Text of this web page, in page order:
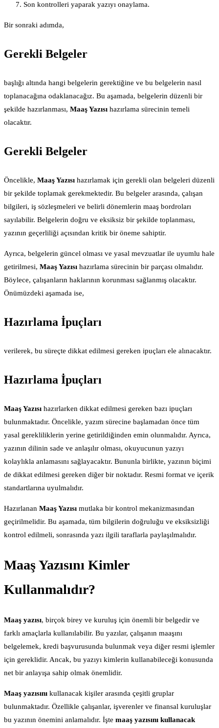
Son kontrolleri yaparak yazıyı onaylama.
Bir sonraki adımda,
Gerekli Belgeler
başlığı altında hangi belgelerin gerektiğine ve bu belgelerin nasıl
toplanacağına odaklanacağız. Bu aşamada, belgelerin düzenli bir
şekilde hazırlanması, Maaş Yazısı hazırlama sürecinin temeli
olacaktır.
Gerekli Belgeler
Öncelikle, Maaş Yazısı hazırlamak için gerekli olan belgeleri düzenli
bir şekilde toplamak gerekmektedir. Bu belgeler arasında, çalışan
bilgileri, iş sözleşmeleri ve belirli dönemlerin maaş bordroları
sayılabilir. Belgelerin doğru ve eksiksiz bir şekilde toplanması,
yazının geçerliliği açısından kritik bir öneme sahiptir.
Ayrıca, belgelerin güncel olması ve yasal mevzuatlar ile uyumlu hale
getirilmesi, Maaş Yazısı hazırlama sürecinin bir parçası olmalıdır.
Böylece, çalışanların haklarının korunması sağlanmış olacaktır.
Önümüzdeki aşamada ise,
Hazırlama İpuçları
verilerek, bu süreçte dikkat edilmesi gereken ipuçları ele alınacaktır.
Hazırlama İpuçları
Maaş Yazısı hazırlarken dikkat edilmesi gereken bazı ipuçları
bulunmaktadır. Öncelikle, yazım sürecine başlamadan önce tüm
yasal gerekliliklerin yerine getirildiğinden emin olunmalıdır. Ayrıca,
yazının dilinin sade ve anlaşılır olması, okuyucunun yazıyı
kolaylıkla anlamasını sağlayacaktır. Bununla birlikte, yazının biçimi
de dikkat edilmesi gereken diğer bir noktadır. Resmi format ve içerik
standartlarına uyulmalıdır.
Hazırlanan Maaş Yazısı mutlaka bir kontrol mekanizmasından
geçirilmelidir. Bu aşamada, tüm bilgilerin doğruluğu ve eksiksizliği
kontrol edilmeli, sonrasında yazı ilgili taraflarla paylaşılmalıdır.
Maaş Yazısını Kimler
Kullanmalıdır?
Maaş yazısı, birçok birey ve kuruluş için önemli bir belgedir ve
farklı amaçlarla kullanılabilir. Bu yazılar, çalışanın maaşını
belgelemek, kredi başvurusunda bulunmak veya diğer resmi işlemler
için gereklidir. Ancak, bu yazıyı kimlerin kullanabileceği konusunda
net bir anlayışa sahip olmak önemlidir.
Maaş yazısını kullanacak kişiler arasında çeşitli gruplar
bulunmaktadır. Özellikle çalışanlar, işverenler ve finansal kuruluşlar
bu yazının önemini anlamalıdır. İşte maaş yazısını kullanacak